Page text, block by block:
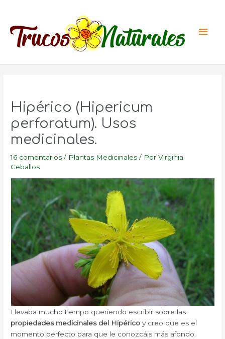
contenido
Hipérico (Hipericum
perforatum). Usos
medicinales.
16 comentarios / Plantas Medicinales / PorVirginia
Ceballos
Llevaba mucho tiempo queriendo escribir sobre las
propiedades medicinales del Hipérico y creo que es el
momento perfecto para que le conozcáis más afondo.